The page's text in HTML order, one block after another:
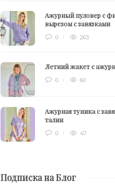
Ажурный пуловер с
вырезом с завязками
0 263
Летний жакет с
0 60
Ажурная туника с
талии
0 47
Подписка на Блог